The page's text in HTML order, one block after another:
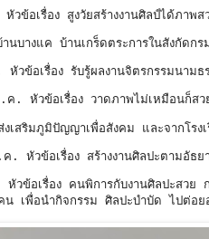
อเรื่อง สูงวัยสร้างงานศิลป์ได้ภาพส
นบางแค บ้านเกร็ดตระการในสังกัดก
ข้อเรื่อง รับรู้ผลงานจิตรกรรมนามธ
. หัวข้อเรื่อง วาดภาพไม่เหมือนก็สว
เสริมภูมิปัญญาเพื่อสังคม และจากโรง
หัวข้อเรื่อง สร้างงานศิลปะตามอัธย
ข้อเรื่อง คนพิการกับงานศิลปะสวย
เพื่อนำกิจกรรม ศิลปะบำบัด ไปต่อย